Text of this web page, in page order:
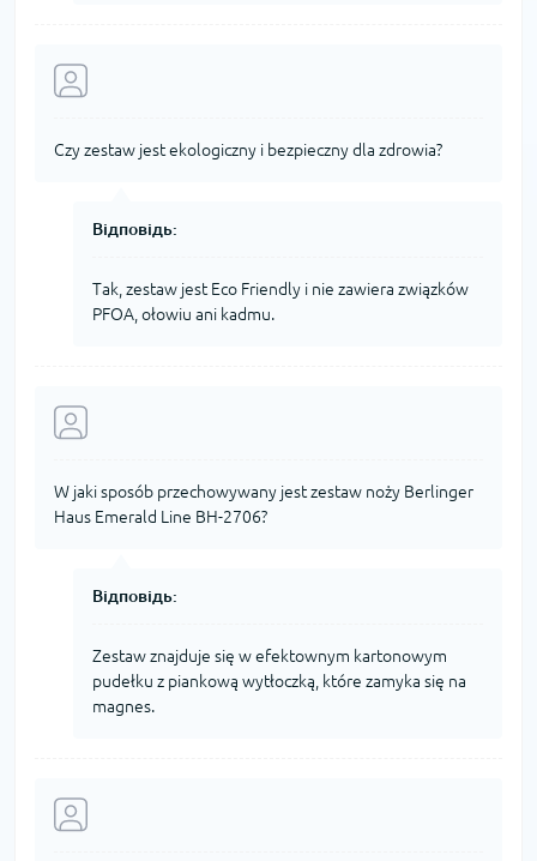
Czy zestaw jest ekologiczny i bezpieczny dla zdrowia?
Відповідь:
Tak, zestaw jest Eco Friendly i nie zawiera związków
PFOA, ołowiu ani kadmu.
W jaki sposób przechowywany jest zestaw noży Berlinger
Haus Emerald Line BH-2706?
Відповідь:
Zestaw znajduje się w efektownym kartonowym
pudełku z piankową wytłoczką, które zamyka się na
magnes.